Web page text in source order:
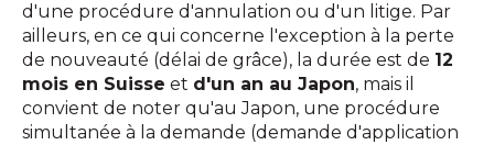
d'une procédure d'annulation ou d'un litige. Par
ailleurs, en ce qui concerne l'exception à la perte
de nouveauté (délai de grâce), la durée est de 12
mois en Suisse et d'un an au Japon, mais il
convient de noter qu'au Japon, une procédure
simultanée à la demande (demande d'application